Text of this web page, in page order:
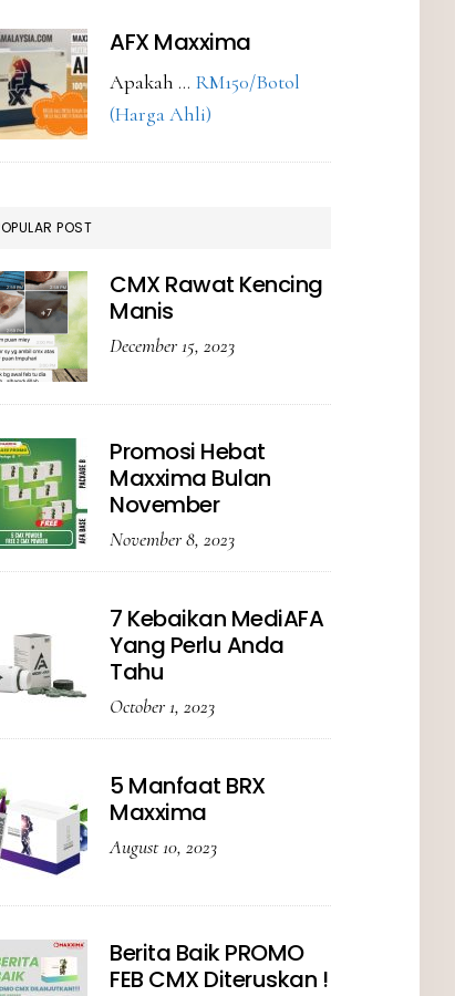
AFX Maxxima
Apakah … RM150/Botol
(Harga Ahli)
POST
CMX Rawat Kencing
Manis
December 15, 2023
Promosi Hebat
Maxxima Bulan
November
November 8, 2023
7 Kebaikan MediAFA
Yang Perlu Anda
Tahu
October 1, 2023
5 Manfaat BRX
Maxxima
August 10, 2023
Berita Baik PROMO
FEB CMX Diteruskan !